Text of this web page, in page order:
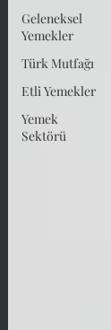
Geleneksel
Yemekler
Türk Mutfağı
Etli Yemekler
Yemek
Sektörü